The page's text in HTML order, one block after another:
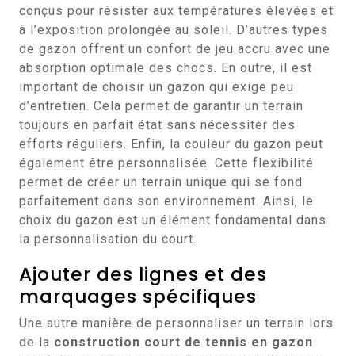
conçus pour résister aux températures élevées et
à l’exposition prolongée au soleil. D’autres types
de gazon offrent un confort de jeu accru avec une
absorption optimale des chocs. En outre, il est
important de choisir un gazon qui exige peu
d’entretien. Cela permet de garantir un terrain
toujours en parfait état sans nécessiter des
efforts réguliers. Enfin, la couleur du gazon peut
également être personnalisée. Cette flexibilité
permet de créer un terrain unique qui se fond
parfaitement dans son environnement. Ainsi, le
choix du gazon est un élément fondamental dans
la personnalisation du court.
Ajouter des lignes et des
marquages spécifiques
Une autre manière de personnaliser un terrain lors
de la construction court de tennis en gazon